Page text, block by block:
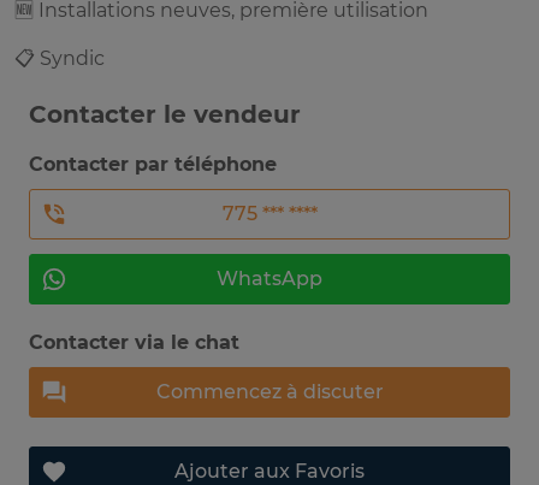
🆕 Installations neuves, première utilisation
📋 Syndic
Contacter le vendeur
Contacter par téléphone
775 *** ****
WhatsApp
Contacter via le chat
Commencez à discuter
Ajouter aux Favoris